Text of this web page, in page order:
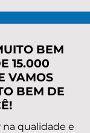
e o
seguro
BEM
15.000
VAMOS
BEM DE
qualidade e